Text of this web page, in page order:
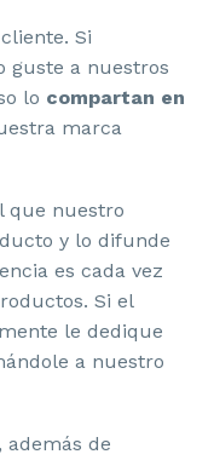
Si
guste a nuestros
lo compartan en
marca
que nuestro
y lo difunde
es cada vez
Si el
le dedique
a nuestro
además de